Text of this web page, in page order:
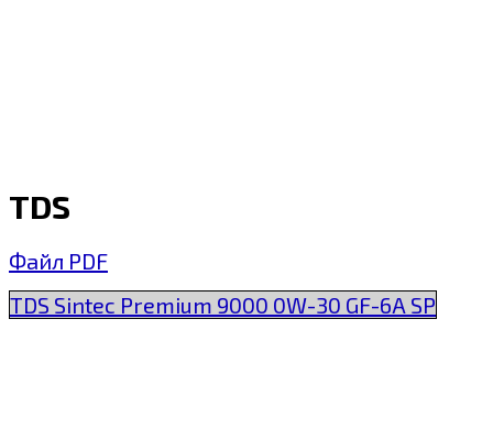
TDS
Файл PDF
TDS Sintec Premium 9000 0W-30 GF-6A SP